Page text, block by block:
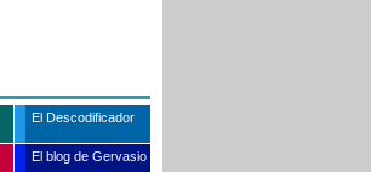
El Descodificador
El blog de Gervasio